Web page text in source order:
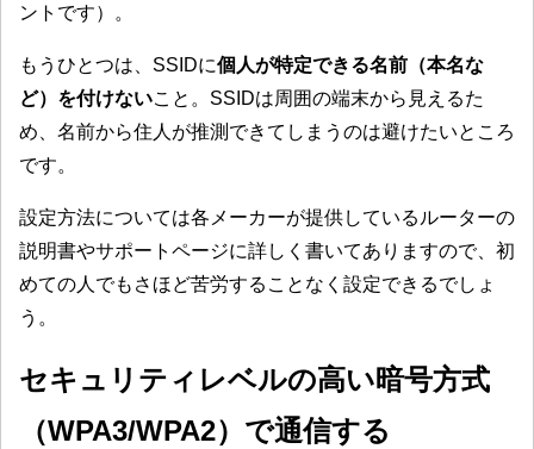
ントです）。
もうひとつは、SSIDに個人が特定できる名前（本名な
ど）を付けないこと。SSIDは周囲の端末から見えるた
め、名前から住人が推測できてしまうのは避けたいところ
です。
設定方法については各メーカーが提供しているルーターの
説明書やサポートページに詳しく書いてありますので、初
めての人でもさほど苦労することなく設定できるでしょ
う。
セキュリティレベルの高い暗号方式
（WPA3/WPA2）で通信する